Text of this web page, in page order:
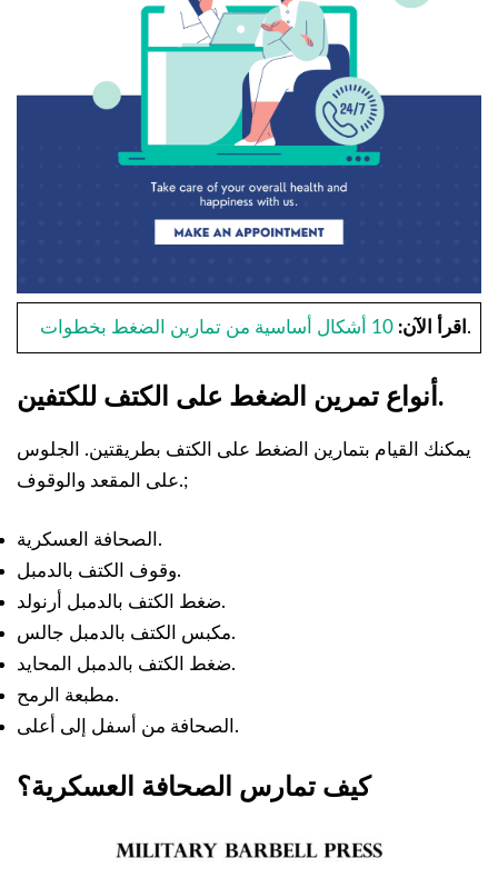
اقرأ الآن: 10 أشكال أساسية من تمارين الضغط بخطوات .
أنواع تمرين الضغط على الكتف للكتفين.
يمكنك القيام بتمارين الضغط على الكتف بطريقتين. الجلوس
على المقعد والوقوف.;
الصحافة العسكرية.
وقوف الكتف بالدمبل.
ضغط الكتف بالدمبل أرنولد.
مكبس الكتف بالدمبل جالس.
ضغط الكتف بالدمبل المحايد.
مطبعة الرمح.
الصحافة من أسفل إلى أعلى.
كيف تمارس الصحافة العسكرية؟